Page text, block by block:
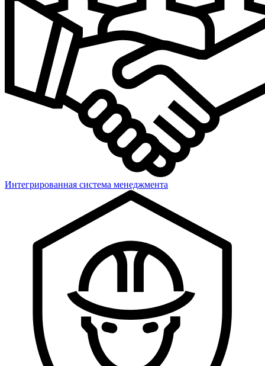
Интегрированная система менеджмента